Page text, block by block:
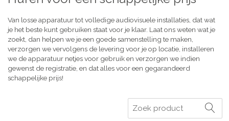
Van losse apparatuur tot volledige audiovisuele installaties, dat wat
je het beste kunt gebruiken staat voor je klaar. Laat ons weten wat je
zoekt, dan helpen we je een goede samenstelling te maken,
verzorgen we vervolgens de levering voor je op locatie, installeren
we de apparatuur netjes voor gebruik en verzorgen we indien
gewenst de registratie, en dat alles voor een gegarandeerd
schappelijke prijs!
Zoeken